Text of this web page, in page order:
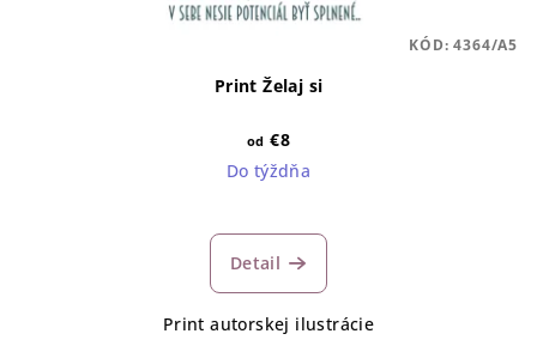
Print Želaj si
od €8
Do týždňa
Detail
Print autorskej ilustrácie
KÓD:4364/A5